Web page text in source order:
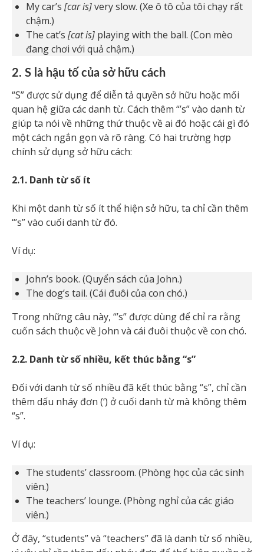
My car’s [car is]very slow. (Xe ô tô của tôi chạy rất
chậm.)
The cat’s [cat is] playing with the ball. (Con mèo
đang chơi với quả chậm.)
2. S là hậu tố của sở hữu cách
“S” được sử dụng để diễn tả quyền sở hữu hoặc mối
quan hệ giữa các danh từ. Cách thêm “’s” vào danh từ
giúp ta nói về những thứ thuộc về ai đó hoặc cái gì đó
một cách ngắn gọn và rõ ràng. Có hai trường hợp
chính sử dụng sở hữu cách:
2.1. Danh từ số ít
Khi một danh từ số ít thể hiện sở hữu, ta chỉ cần thêm
“’s” vào cuối danh từ đó.
Ví dụ:
John’s book. (Quyển sách của John.)
The dog’s tail. (Cái đuôi của con chó.)
Trong những câu này, “’s” được dùng để chỉ ra rằng
cuốn sách thuộc về John và cái đuôi thuộc về con chó.
2.2. Danh từ số nhiều, kết thúc bằng “s”
Đối với danh từ số nhiều đã kết thúc bằng “s”, chỉ cần
thêm dấu nháy đơn (‘) ở cuối danh từ mà không thêm
“s”.
Ví dụ:
The students’ classroom. (Phòng học của các sinh
viên.)
The teachers’ lounge. (Phòng nghỉ của các giáo
viên.)
Ở đây, “students” và “teachers” đã là danh từ số nhiều,